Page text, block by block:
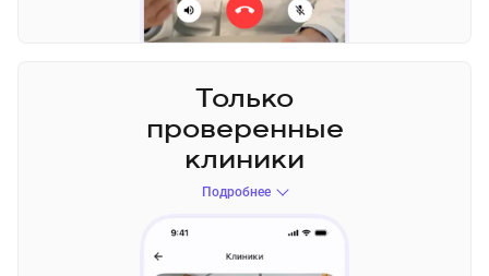
Только
проверенные
клиники
Подробнее